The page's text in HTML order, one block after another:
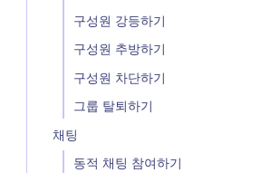
구성원 강등하기
구성원 추방하기
구성원 차단하기
그룹 탈퇴하기
채팅
동적 채팅 참여하기